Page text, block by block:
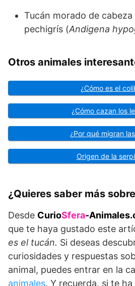
Tucán morado de
pechigrís (Andigena
Otros animales
¿Cómo es el
¿Cómo cazan los
¿Por qué migran
Origen de la
¿Quieres saber más
Desde CurioSfera-
que te haya gustado este
es el tucán. Si deseas
curiosidades y respuestas
animal, puedes entrar en la
animales. Y recuerda, si te